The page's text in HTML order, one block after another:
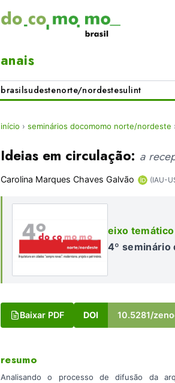
anais
brasilsudestenorte/nordestesulint
início › seminários docomomo norte/nordeste
Ideias em circulação: a
Carolina Marques Chaves Galvão (IAU-
eixo
4º seminário
Baixar PDF DOI 10.5281/
resumo
Analisando o processo de difusão da